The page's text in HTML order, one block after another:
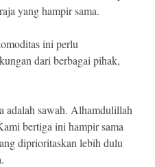
yang hampir sama.
ini perlu
dari berbagai pihak,
adalah sawah. Alhamdulillah
bertiga ini hampir sama
diprioritaskan lebih dulu